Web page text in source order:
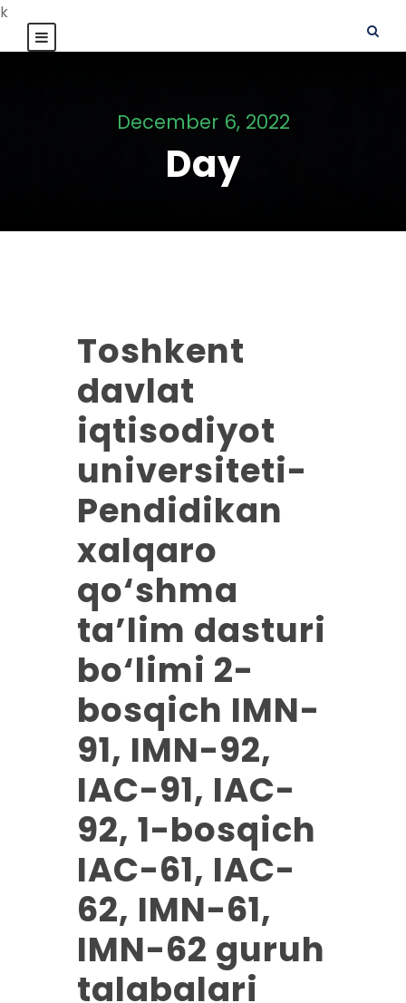
k
December 6, 2022
Day
Toshkent
davlat
iqtisodiyot
universiteti-
Pendidikan
xalqaro
qo‘shma
ta’lim dasturi
bo‘limi 2-
bosqich IMN-
91, IMN-92,
IAC-91, IAC-
92, 1-bosqich
IAC-61, IAC-
62, IMN-61,
IMN-62 guruh
talabalari